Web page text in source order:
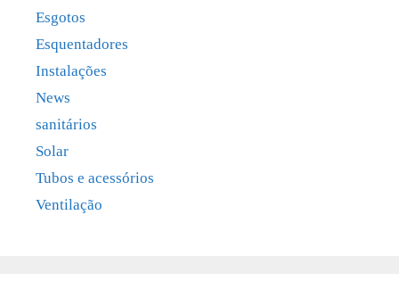
Esgotos
Esquentadores
Instalações
News
sanitários
Solar
Tubos e acessórios
Ventilação